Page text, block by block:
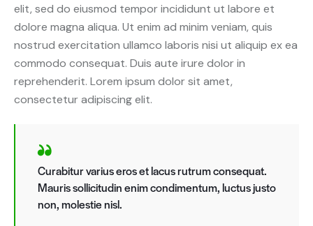
elit, sed do eiusmod tempor incididunt ut labore et
dolore magna aliqua. Ut enim ad minim veniam, quis
nostrud exercitation ullamco laboris nisi ut aliquip ex ea
commodo consequat. Duis aute irure dolor in
reprehenderit. Lorem ipsum dolor sit amet,
consectetur adipiscing elit.
Curabitur varius eros et lacus rutrum consequat.
Mauris sollicitudin enim condimentum, luctus justo
non, molestie nisl.